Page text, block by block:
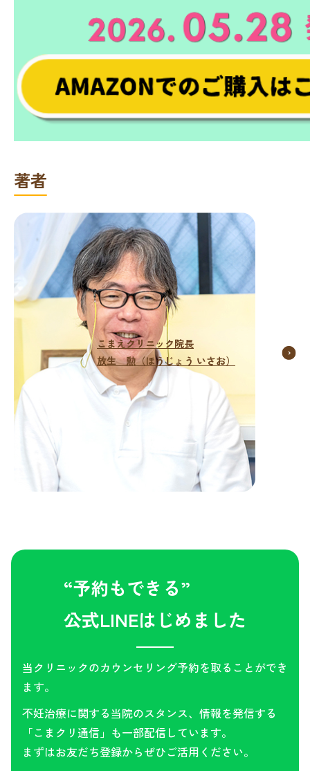
著者
こまえクリニック院長
放生 勲（ほうじょう いさお）
“予約もできる”
公式LINEはじめました
当クリニックのカウンセリング予約を取ることができ
ます。
不妊治療に関する当院のスタンス、情報を発信する
「こまクリ通信」も一部配信しています。
まずはお友だち登録からぜひご活用ください。